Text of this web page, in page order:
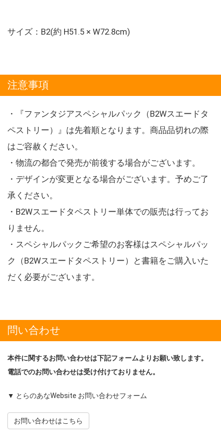
サイズ：B2(約 H51.5 × W72.8cm)
注意事項
・『ファンタジアスペシャルパック（B2Wスエードタ
ペストリー）』は先着順となります。商品品切れの際
はご容赦ください。
・物流の都合で発売が前後する場合がございます。
・デザインが変更となる場合がございます。予めご了
承ください。
・B2Wスエードタペストリー単体での販売は行ってお
りません。
・スペシャルパックご希望のお客様はスペシャルパッ
ク（B2Wスエードタペストリー）と書籍をご購入いた
だく必要がございます。
問い合わせ
本件に関するお問い合わせは下記フォームよりお願い致します。
電話でのお問い合わせは受け付けておりません。
▼ とらのあなWebsite お問い合わせフォーム
お問い合わせはこちら